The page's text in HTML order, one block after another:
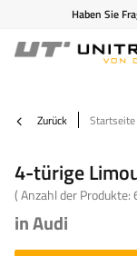
Haben Sie
Zurück Startseite
4-türige
( Anzahl der Produkte:
in Audi